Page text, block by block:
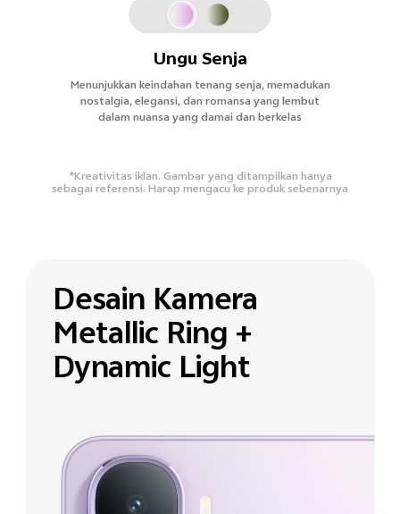
Ungu Senja
Menunjukkan keindahan tenang senja, memadukan
nostalgia, elegansi, dan romansa yang lembut
dalam nuansa yang damai dan berkelas
*Kreativitas iklan. Gambar yang ditampilkan hanya
sebagai referensi. Harap mengacu ke produk sebenarnya
Desain Kamera
Metallic Ring +
Dynamic Light